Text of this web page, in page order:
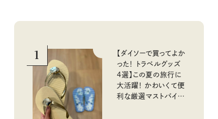
1
【ダイソーで買ってよか
った！ トラベルグッズ
4選】この夏の旅行に
大活躍！ かわいくて便
利な厳選マストバイア